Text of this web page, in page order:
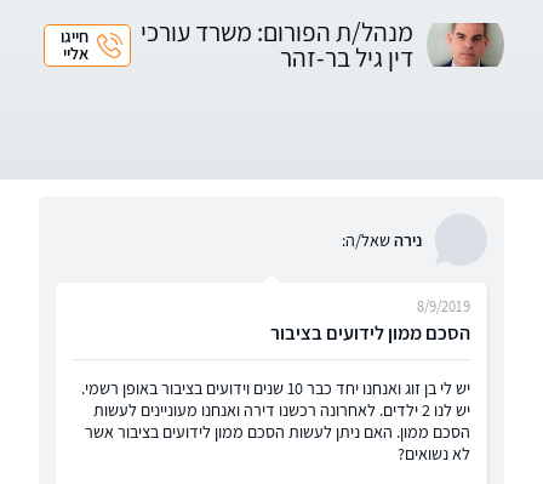
מנהל/ת הפורום: משרד עורכי
דין גיל בר-זהר
חייגו
אליי
נירהשאל/ה:
הסכם ממון לידועים בציבור
8/9/2019
יש לי בן זוג ואנחנו יחד כבר 10 שנים וידועים בציבור באופן רשמי.
יש לנו 2 ילדים. לאחרונה רכשנו דירה ואנחנו מעוניינים לעשות
הסכם ממון. האם ניתן לעשות הסכם ממון לידועים בציבור אשר
לא נשואים?